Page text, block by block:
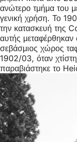
ανώτερο τμήμα του
γενική χρήση. Το
την κατασκευή της
αυτής μεταφέρθηκαν
σεβάσμιος χώρος
1902/03, όταν
παραβιάστηκε το